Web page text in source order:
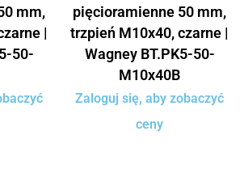
mm,
|
50-
pięcioramienne 50 mm,
trzpień M10x40, czarne |
Wagney BT.PK5-50-
M10x40B
Zaloguj się, aby zobaczyć
ceny